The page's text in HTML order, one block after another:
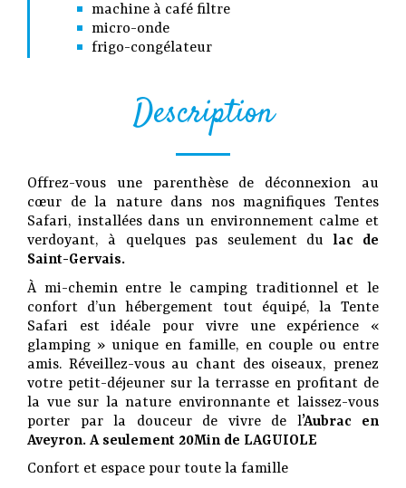
machine à café filtre
micro-onde
frigo-congélateur
Description
Offrez-vous une parenthèse de déconnexion au
cœur de la nature dans nos magnifiques Tentes
Safari, installées dans un environnement calme et
verdoyant, à quelques pas seulement du lac de
Saint-Gervais.
À mi-chemin entre le camping traditionnel et le
confort d’un hébergement tout équipé, la Tente
Safari est idéale pour vivre une expérience «
glamping » unique en famille, en couple ou entre
amis. Réveillez-vous au chant des oiseaux, prenez
votre petit-déjeuner sur la terrasse en profitant de
la vue sur la nature environnante et laissez-vous
porter par la douceur de vivre de l’Aubrac en
Aveyron. A seulement 20Min de LAGUIOLE
Confort et espace pour toute la famille